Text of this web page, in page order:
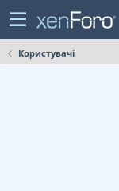
Користувачі